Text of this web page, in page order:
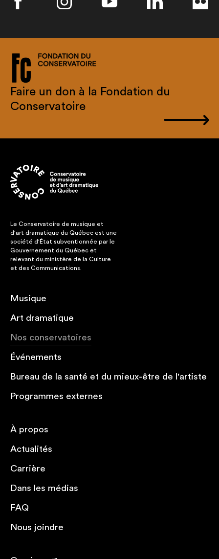
Faire un don à la Fondation du
Conservatoire
Le Conservatoire de musique et
d'art dramatique du Québec est une
société d'État subventionnée par le
Gouvernement du Québec et
relevant du ministère de la Culture
et des Communications.
Musique
Art dramatique
Nos conservatoires
Événements
Bureau de la santé et du mieux-être de l'artiste
Programmes externes
À propos
Actualités
Carrière
Dans les médias
FAQ
Nous joindre